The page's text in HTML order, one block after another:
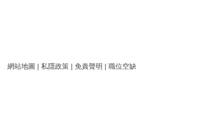
網站地圖 | 私隱政策 | 免責聲明 | 職位空缺